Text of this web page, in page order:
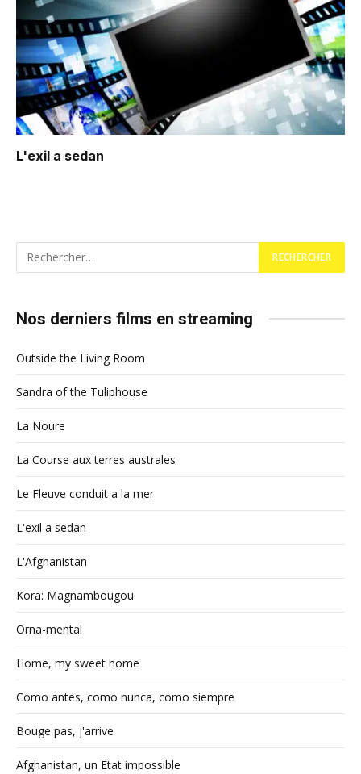
L'exil a sedan
Nos derniers films en streaming
Outside the Living Room
Sandra of the Tuliphouse
La Noure
La Course aux terres australes
Le Fleuve conduit a la mer
L'exil a sedan
L'Afghanistan
Kora: Magnambougou
Orna-mental
Home, my sweet home
Como antes, como nunca, como siempre
Bouge pas, j'arrive
Afghanistan, un Etat impossible